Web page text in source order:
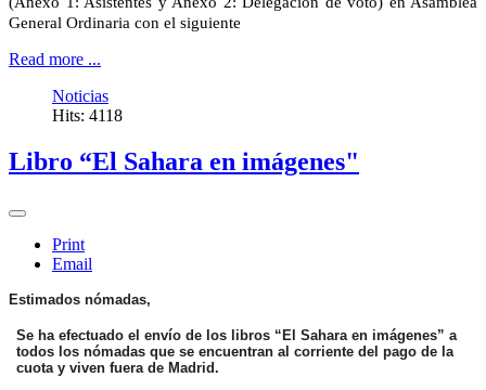
General Ordinaria con el siguiente
Read more ...
Noticias
Hits: 4118
Libro “El Sahara en imágenes"
Print
Email
Estimados nómadas,
Se ha efectuado el envío de los libros “El Sahara en imágenes” a
todos los nómadas que se encuentran al corriente del pago de la
cuota y viven fuera de Madrid.